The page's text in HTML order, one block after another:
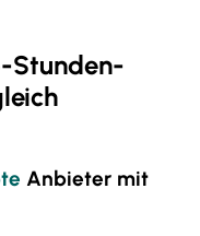
Stunden-
Anbieter mit